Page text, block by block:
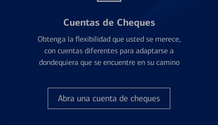
Cuentas de Cheques
Obtenga la flexibilidad que usted se merece,
con cuentas diferentes para adaptarse a
dondequiera que se encuentre en su camino
Abra una cuenta de cheques